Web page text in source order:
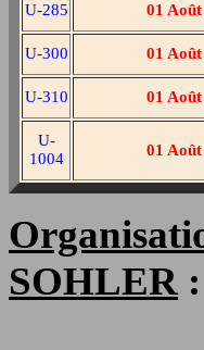
U-285 01
U-300 01
U-310 01
U-
1004
01
SOHLER :